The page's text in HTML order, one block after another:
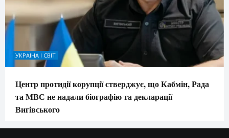
УКРАЇНА І СВІТ
Центр протидії корупції стверджує, що Кабмін, Рада
та МВС не надали біографію та декларації
Вигівського